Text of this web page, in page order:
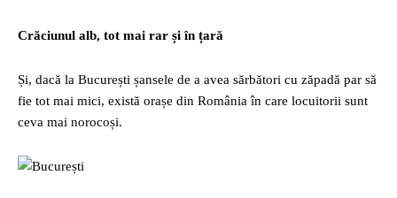
Crăciunul alb, tot mai rar și în țară
Și, dacă la București șansele de a avea sărbători cu zăpadă par să
fie tot mai mici, există orașe din România în care locuitorii sunt
ceva mai norocoși.